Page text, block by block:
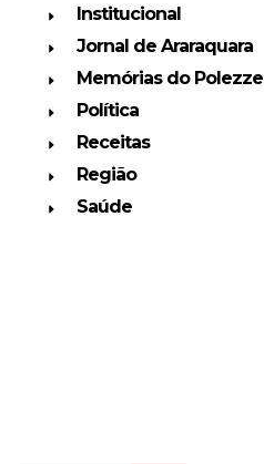
Institucional
Jornal de Araraquara
Memórias do Polezze
Política
Receitas
Região
Saúde